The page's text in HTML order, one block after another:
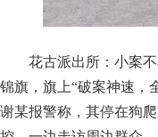
花古派出所：小案
锦旗，旗上“破案神速，
谢某报警称，其停在狗